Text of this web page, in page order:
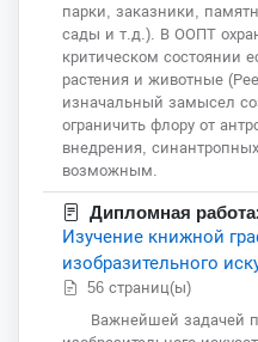
парки, заказники,
сады и т.д.). В ООПТ
критическом состоянии
растения и животные
изначальный замысел
ограничить флору от
внедрения,
возможным.
Дипломная
Изучение книжной
изобразительного
56 страниц(ы)
Важнейшей задачей